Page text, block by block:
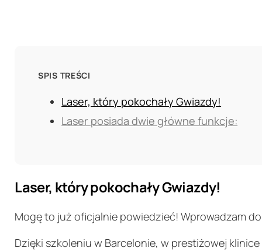
SPIS TREŚCI
Laser, który pokochały Gwiazdy!
Laser posiada dwie główne funkcje:
Laser, który pokochały Gwiazdy!
Mogę to już oficjalnie powiedzieć! Wprowadzam
Dzięki szkoleniu w Barcelonie, w prestiżowej